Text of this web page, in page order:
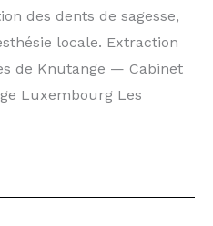
des dents de sagesse,
locale. Extraction
de Knutange — Cabinet
Luxembourg Les